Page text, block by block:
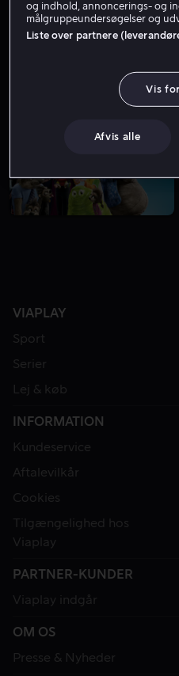
VIAPLAY
Sport
Serier
Lej & køb
INFORMATION
Kundeservice
Aftalevilkår
Cookies
Tilgængelighed hos
Viaplay
PARTNER-KUNDER
Viaplay indgår
OM OS
Presse & Nyheder
og indhold, annoncerings- og
målgruppeundersøgelser og
Liste over partnere
Vis
Afvis alle